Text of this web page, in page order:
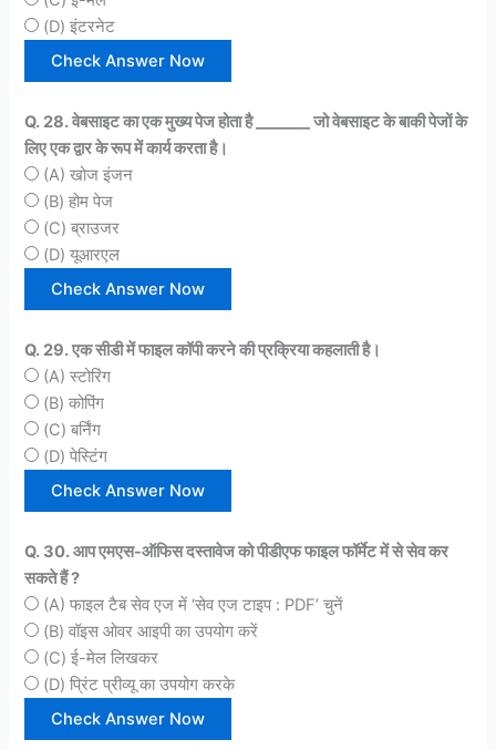
(D) इंटरनेट
Q. 28. वेबसाइट का एक मुख्य पेज होता है _______ जो वेबसाइट के बाकी पेजों के
लिए एक द्वार के रूप में कार्य करता है।
(A) खोज इंजन
(B) होम पेज
(C) ब्राउजर
(D) यूआरएल
Q. 29. एक सीडी में फाइल कॉपी करने की प्रक्रिया कहलाती है।
(A) स्टोरिंग
(B) कोपिंग
(C) बर्निंग
(D) पेस्टिंग
Q. 30. आप एमएस-ऑफिस दस्तावेज को पीडीएफ फाइल फॉर्मेट में से सेव कर
सकते हैं ?
(A) फाइल टैब सेव एज में ‘सेव एज टाइप : PDF’ चुनें
(B) वॉइस ओवर आइपी का उपयोग करें
(C) ई-मेल लिखकर
(D) प्रिंट प्रीव्यू का उपयोग करके